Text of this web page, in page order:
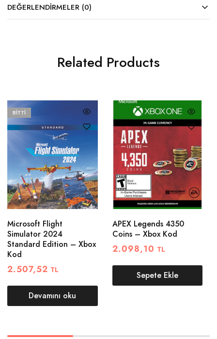
DEĞERLENDIRMELER (0)
Related Products
BITTI
Microsoft Flight
Simulator 2024
Standard Edition – Xbox
Kod
2.507,52 TL
Devamını oku
APEX Legends 4350
Coins – Xbox Kod
2.098,10 TL
Sepete Ekle